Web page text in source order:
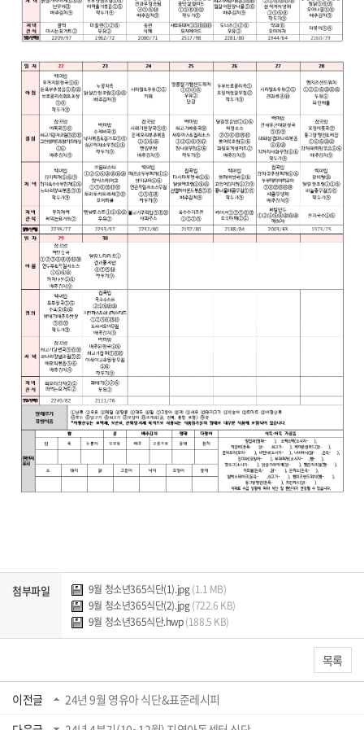
첨부파일 9월 청소년365식단(1).jpg(1.1 MB)
9월 청소년365식단(2).jpg(722.6 KB)
9월 청소년365식단.hwp(188.5 KB)
목록
이전글
24년 9월 영유아 식단&표준레시피